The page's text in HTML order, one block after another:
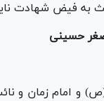
به فیض شهادت
حسینی
و امام زمان و